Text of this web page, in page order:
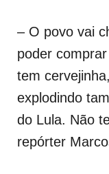
– O povo vai
poder
tem
explodindo
do Lula. Não
repórter